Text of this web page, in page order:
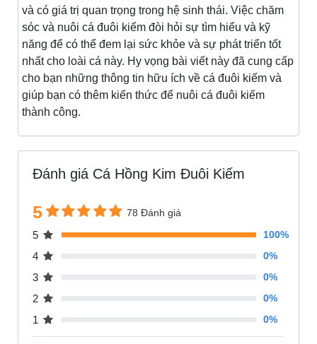
và có giá trị quan trọng trong hệ sinh thái. Việc chăm
sóc và nuôi cá đuôi kiếm đòi hỏi sự tìm hiểu và kỹ
năng để có thể đem lại sức khỏe và sự phát triển tốt
nhất cho loài cá này. Hy vọng bài viết này đã cung cấp
cho bạn những thông tin hữu ích về cá đuôi kiếm và
giúp bạn có thêm kiến thức để nuôi cá đuôi kiếm
thành công.
Đánh giá Cá Hồng Kim Đuôi Kiếm
5 78 Đánh giá
5 100%
4 0%
3 0%
2 0%
1 0%